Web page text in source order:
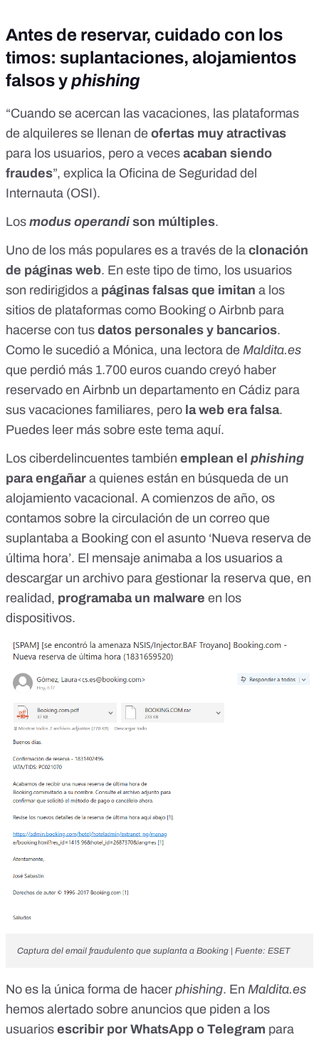
Antes de reservar, cuidado con los
timos: suplantaciones, alojamientos
falsos yphishing
“Cuando se acercan las vacaciones, las plataformas
de alquileres se llenan de ofertas muy atractivas
para los usuarios, pero a veces acaban siendo
fraudes”, explica la Oficina de Seguridad del
Internauta (OSI).
Los modus operandi son múltiples.
Uno de los más populares es a través de la clonación
de páginas web. En este tipo de timo, los usuarios
son redirigidos a páginas falsas que imitan a los
sitios de plataformas como Booking o Airbnb para
hacerse con tus datos personales y bancarios.
Como le sucedió a Mónica, una lectora de Maldita.es
que perdió más 1.700 euros cuando creyó haber
reservado en Airbnb un departamento en Cádiz para
sus vacaciones familiares, pero la web era falsa.
Puedes leer más sobre este tema aquí.
Los ciberdelincuentes también emplean el phishing
para engañar a quienes están en búsqueda de un
alojamiento vacacional. A comienzos de año, os
contamos sobre la circulación de un correo que
suplantaba a Booking con el asunto ‘Nueva reserva de
última hora’. El mensaje animaba a los usuarios a
descargar un archivo para gestionar la reserva que, en
realidad, programaba un malware en los
dispositivos.
Captura del email fraudulento que suplanta a Booking | Fuente: ESET
No es la única forma de hacer phishing. En Maldita.es
hemos alertado sobre anuncios que piden a los
usuarios escribir por WhatsApp o Telegram para